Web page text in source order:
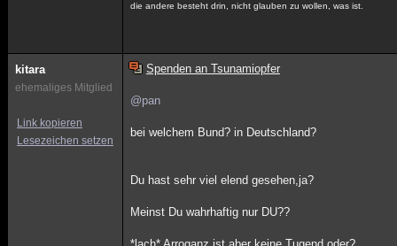
die andere besteht drin, nicht glauben zu wollen, was ist.
kitara
ehemaliges Mitglied
Link kopieren
Lesezeichen setzen
Spenden an Tsunamiopfer
@pan
bei welchem Bund? in Deutschland?
Du hast sehr viel elend gesehen,ja?
Meinst Du wahrhaftig nur DU??